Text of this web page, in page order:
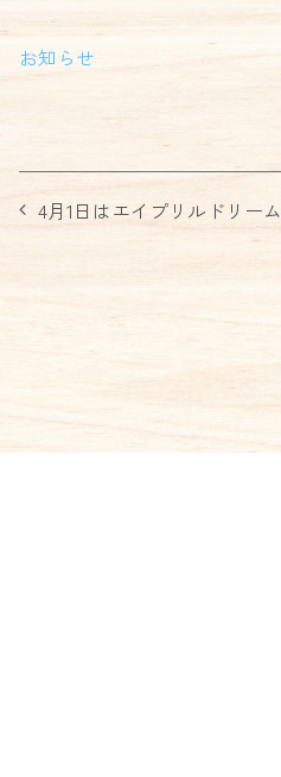
お知らせ
投4月1日はエイプリルドリーム